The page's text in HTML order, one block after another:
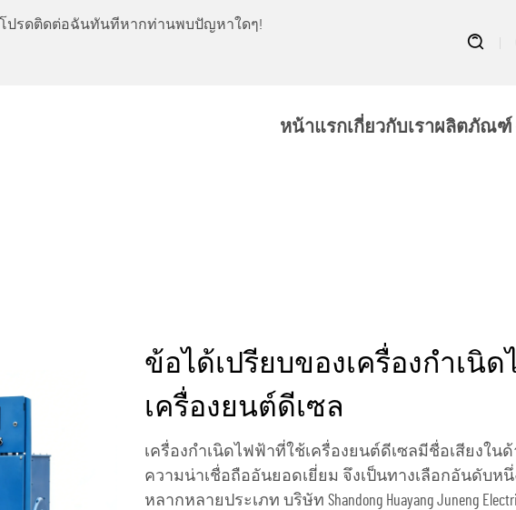
โปรดติดต่อฉันทันทีหากท่านพบปัญหาใดๆ!
หน้าแรกเกี่ยวกับเราผลิตภัณฑ์
ข้อได้เปรียบของเครื่องกำเนิ
เครื่องยนต์ดีเซล
เครื่องกำเนิดไฟฟ้าที่ใช้เครื่องยนต์ดีเซลมีชื่อเสียงใน
ความน่าเชื่อถืออันยอดเยี่ยม จึงเป็นทางเลือกอันดับห
หลากหลายประเภท บริษัท Shandong Huayang Juneng Electric